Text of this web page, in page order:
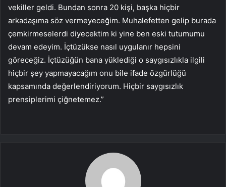
vekiller geldi. Bundan sonra 20 kişi, başka hiçbir
arkadaşıma söz vermeyeceğim. Muhalefetten gelip burada
çemkirmeselerdi diyecektim ki yine ben eski tutumumu
devam edeyim. İçtüzükse nasıl uygulanır hepsini
göreceğiz. İçtüzüğün bana yüklediği o saygısızlıkla ilgili
hiçbir şey yapmayacağım onu bile ifade özgürlüğü
kapsamında değerlendiriyorum. Hiçbir saygısızlık
prensiplerimi çiğnetemez.”